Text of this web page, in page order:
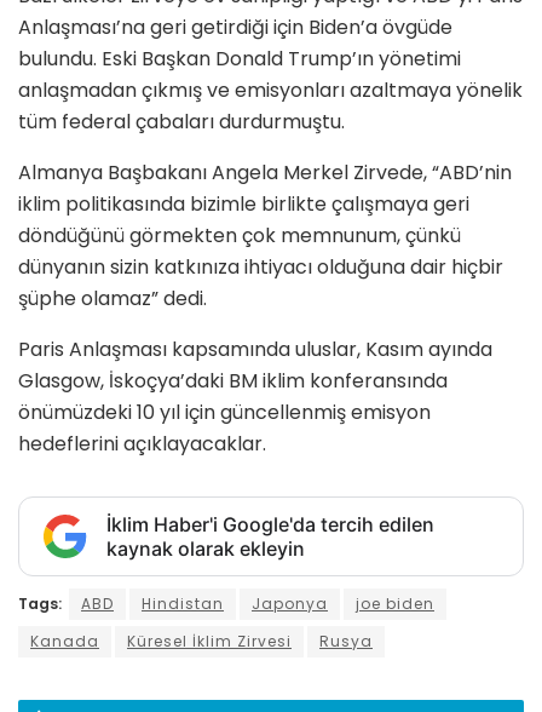
Anlaşması’na geri getirdiği için Biden’a övgüde
bulundu. Eski Başkan Donald Trump’ın yönetimi
anlaşmadan çıkmış ve emisyonları azaltmaya yönelik
tüm federal çabaları durdurmuştu.
Almanya Başbakanı Angela Merkel Zirvede, “ABD’nin
iklim politikasında bizimle birlikte çalışmaya geri
döndüğünü görmekten çok memnunum, çünkü
dünyanın sizin katkınıza ihtiyacı olduğuna dair hiçbir
şüphe olamaz” dedi.
Paris Anlaşması kapsamında uluslar, Kasım ayında
Glasgow, İskoçya’daki BM iklim konferansında
önümüzdeki 10 yıl için güncellenmiş emisyon
hedeflerini açıklayacaklar.
İklim Haber'i Google'da tercih edilen
kaynak olarak ekleyin
Tags: ABD Hindistan Japonya
joe biden
Kanada
Küresel İklim Zirvesi Rusya